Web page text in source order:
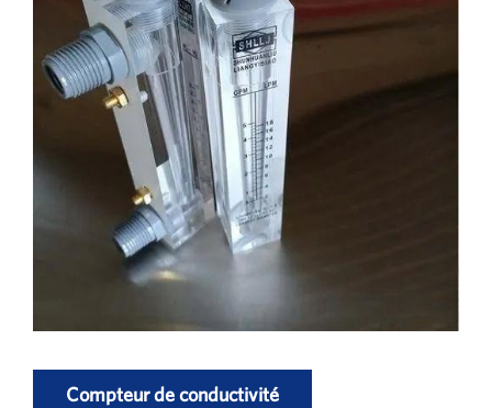
Compteur de conductivité